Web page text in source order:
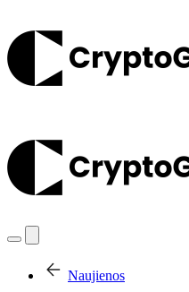
Naujienos